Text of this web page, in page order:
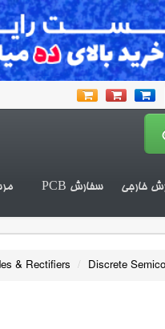
خارجی سفارش PCB
Discrete
/
& Rectifiers